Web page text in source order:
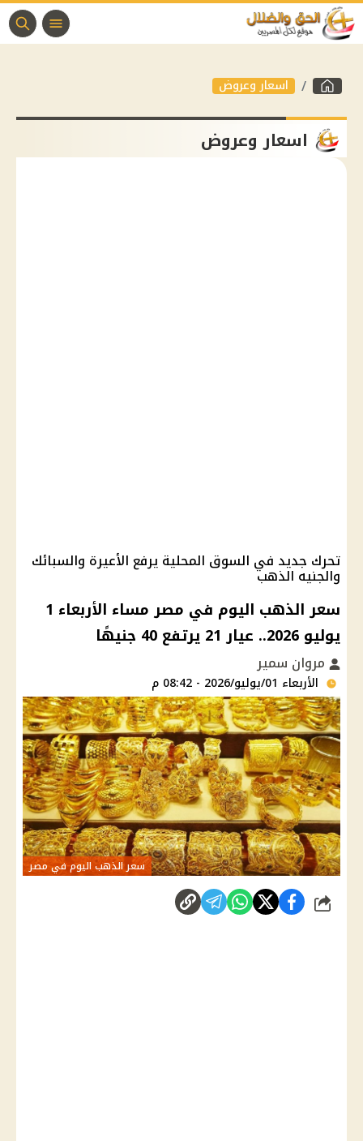
اسعار وعروض
اسعار وعروض
تحرك جديد في السوق المحلية يرفع الأعيرة والسبائك
والجنيه الذهب
سعر الذهب اليوم في مصر مساء الأربعاء 1
يوليو 2026.. عيار 21 يرتفع 40 جنيهًا
مروان سمير
الأربعاء 01/يوليو/2026 - 08:42 م
سعر الذهب اليوم في مصر
شارك